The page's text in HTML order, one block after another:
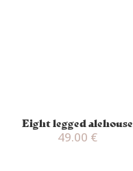
Eight legged alehouse
49.00 €